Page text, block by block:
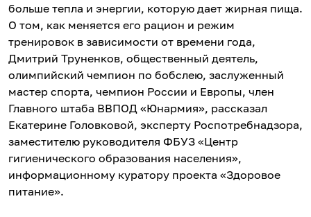
больше тепла и энергии, которую дает жирная пища.
О том, как меняется его рацион и режим
тренировок в зависимости от времени года,
Дмитрий Труненков, общественный деятель,
олимпийский чемпион по бобслею, заслуженный
мастер спорта, чемпион России и Европы, член
Главного штаба ВВПОД «Юнармия», рассказал
Екатерине Головковой, эксперту Роспотребнадзора,
заместителю руководителя ФБУЗ «Центр
гигиенического образования населения»,
информационному куратору проекта «Здоровое
питание».